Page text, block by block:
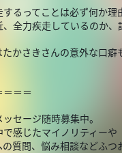
るってことは必ず何か理
全力疾走しているのか、
かさきさんの意外な口癖
＝＝＝
セージ随時募集中。
感じたマイノリティーや
質問、悩み相談などふつ